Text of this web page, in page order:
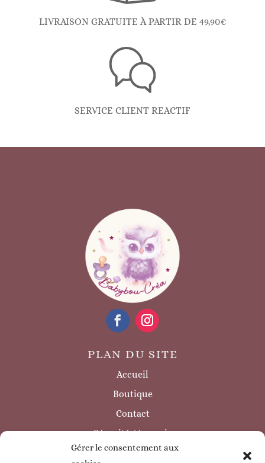
Gérer le consentement aux
LIVRAISON GRATUITE À PARTIR DE 49,90€
SERVICE CLIENT REACTIF
PLAN DU SITE
Accueil
Boutique
Contact
Sécurité / à savoir
INFORMATIONS LÉGALES